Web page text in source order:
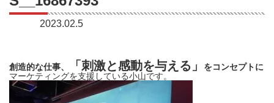
2023.02.5
創造的な仕事、 「刺激と感動を与える」
をコンセプトに
マーケティングを支援している小山です。